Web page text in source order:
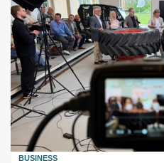
BUSINESS